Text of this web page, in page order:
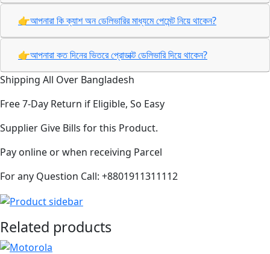
👉আপনারা কি ক্যাশ অন ডেলিভারির মাধ্যমে পেমেন্ট নিয়ে থাকেন?
👉আপনারা কত দিনের ভিতরে প্রোডাক্ট ডেলিভারি দিয়ে থাকেন?
Shipping All Over Bangladesh
Free 7-Day Return if Eligible, So Easy
Supplier Give Bills for this Product.
Pay online or when receiving Parcel
For any Question Call: +8801911311112
Related products